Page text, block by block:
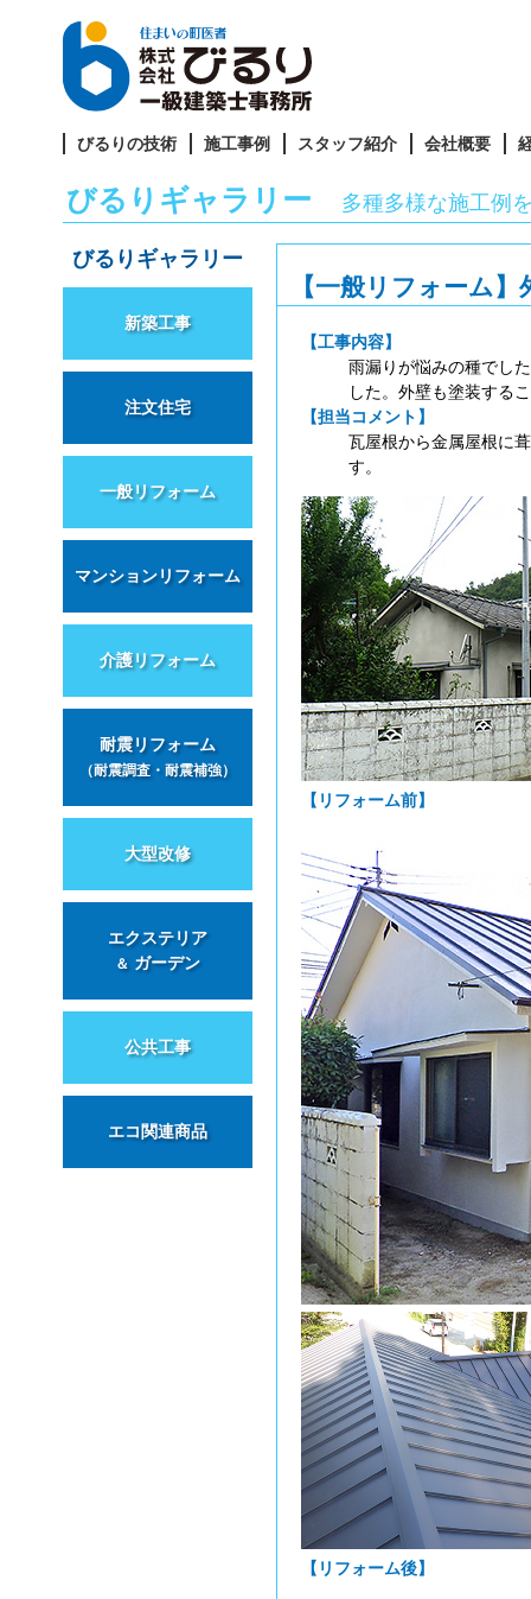
びるりの技術 施工事例 スタッフ紹介 会社概要
びるりギャラリー 多種多様な施工例
【一般リフォーム
【工事内容】
雨漏りが悩みの種でし
した。外壁も塗装する
【担当コメント】
瓦屋根から金属屋根に
す。
【リフォーム前】
【リフォーム後】
びるりギャラリー
新築工事
注文住宅
一般リフォーム
マンションリフォーム
介護リフォーム
耐震リフォーム
（耐震調査・耐震補強）
大型改修
エクステリア
＆ ガーデン
公共工事
エコ関連商品